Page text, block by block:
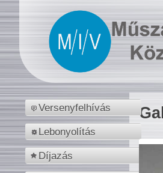
Versenyfelhívás
Lebonyolítás
Díjazás